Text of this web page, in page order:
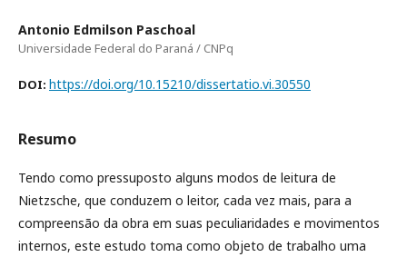
Antonio Edmilson Paschoal
Universidade Federal do Paraná / CNPq
DOI: https://doi.org/10.15210/dissertatio.vi.30550
Resumo
Tendo como pressuposto alguns modos de leitura de
Nietzsche, que conduzem o leitor, cada vez mais, para a
compreensão da obra em suas peculiaridades e movimentos
internos, este estudo toma como objeto de trabalho uma